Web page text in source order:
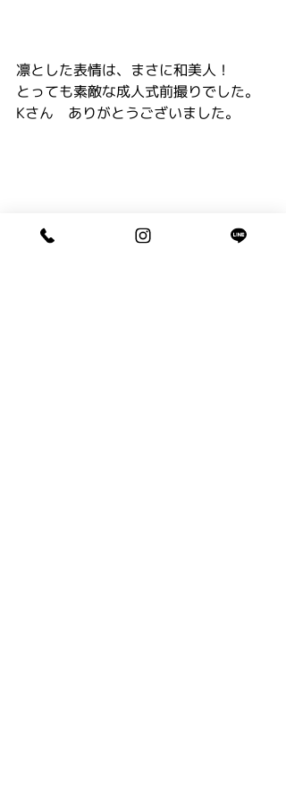
凛とした表情は、まさに和美人！
とっても素敵な成人式前撮りでした。
Kさん　ありがとうございました。